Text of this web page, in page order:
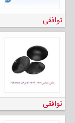
توافقی
توافقی